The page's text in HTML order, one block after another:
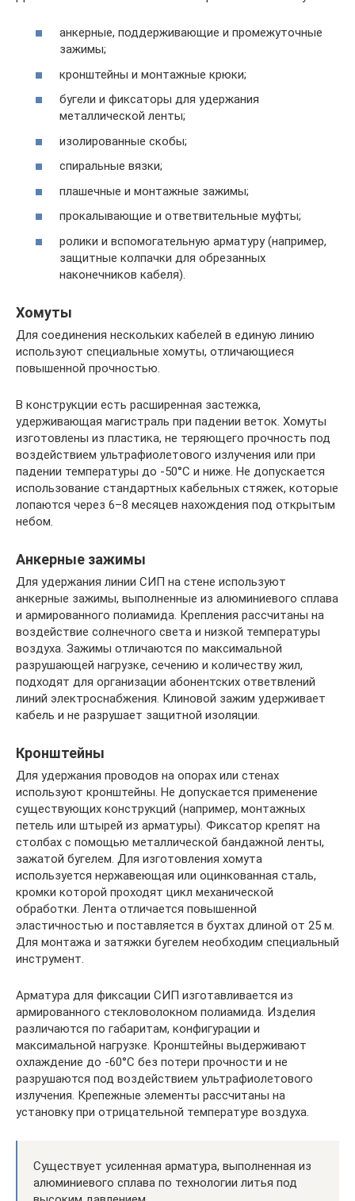
анкерные, поддерживающие и промежуточные
зажимы;
кронштейны и монтажные крюки;
бугели и фиксаторы для удержания
металлической ленты;
изолированные скобы;
спиральные вязки;
плашечные и монтажные зажимы;
прокалывающие и ответвительные муфты;
ролики и вспомогательную арматуру (например,
защитные колпачки для обрезанных
наконечников кабеля).
Хомуты
Для соединения нескольких кабелей в единую линию
используют специальные хомуты, отличающиеся
повышенной прочностью.
В конструкции есть расширенная застежка,
удерживающая магистраль при падении веток. Хомуты
изготовлены из пластика, не теряющего прочность под
воздействием ультрафиолетового излучения или при
падении температуры до -50°С и ниже. Не допускается
использование стандартных кабельных стяжек, которые
лопаются через 6–8 месяцев нахождения под открытым
небом.
Анкерные зажимы
Для удержания линии СИП на стене используют
анкерные зажимы, выполненные из алюминиевого сплава
и армированного полиамида. Крепления рассчитаны на
воздействие солнечного света и низкой температуры
воздуха. Зажимы отличаются по максимальной
разрушающей нагрузке, сечению и количеству жил,
подходят для организации абонентских ответвлений
линий электроснабжения. Клиновой зажим удерживает
кабель и не разрушает защитной изоляции.
Кронштейны
Для удержания проводов на опорах или стенах
используют кронштейны. Не допускается применение
существующих конструкций (например, монтажных
петель или штырей из арматуры). Фиксатор крепят на
столбах с помощью металлической бандажной ленты,
зажатой бугелем. Для изготовления хомута
используется нержавеющая или оцинкованная сталь,
кромки которой проходят цикл механической
обработки. Лента отличается повышенной
эластичностью и поставляется в бухтах длиной от 25 м.
Для монтажа и затяжки бугелем необходим специальный
инструмент.
Арматура для фиксации СИП изготавливается из
армированного стекловолокном полиамида. Изделия
различаются по габаритам, конфигурации и
максимальной нагрузке. Кронштейны выдерживают
охлаждение до -60°С без потери прочности и не
разрушаются под воздействием ультрафиолетового
излучения. Крепежные элементы рассчитаны на
установку при отрицательной температуре воздуха.
Существует усиленная арматура, выполненная из
алюминиевого сплава по технологии литья под